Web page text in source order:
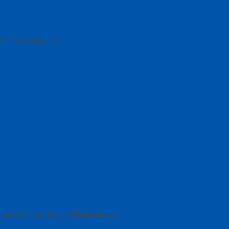
time I comment.
View : Dari Depok Menuju Jakarta